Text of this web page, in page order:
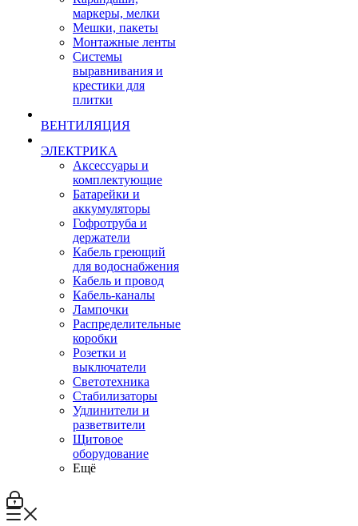
маркеры, мелки
Мешки, пакеты
Монтажные ленты
Системы
выравнивания и
крестики для
плитки
ВЕНТИЛЯЦИЯ
ЭЛЕКТРИКА
Аксессуары и
комплектующие
Батарейки и
аккумуляторы
Гофротруба и
держатели
Кабель греющий
для водоснабжения
Кабель и провод
Кабель-каналы
Лампочки
Распределительные
коробки
Розетки и
выключатели
Светотехника
Стабилизаторы
Удлинители и
разветвители
Щитовое
оборудование
Ещё